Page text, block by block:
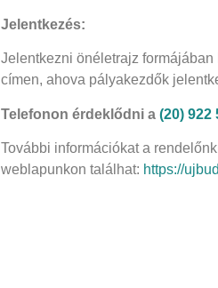
Jelentkezés:
Jelentkezni önéletrajz formájában
címen, ahova pályakezdők
Telefonon érdeklődni a (20) 922
További információkat a
weblapunkon találhat: https://